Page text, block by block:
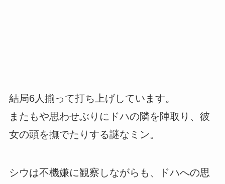
結局6人揃って打ち上げしています。
またもや思わせぶりにドハの隣を陣取り、彼
女の頭を撫でたりする謎なミン。
シウは不機嫌に観察しながらも、ドハへの思